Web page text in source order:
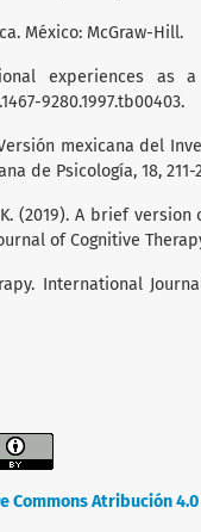
México: McGraw-Hill.
experiences as
9280.1997.tb00403.
Versión mexicana del
de Psicología, 18, 211-
K. (2019). A brief
of Cognitive
International
Commons Atribución